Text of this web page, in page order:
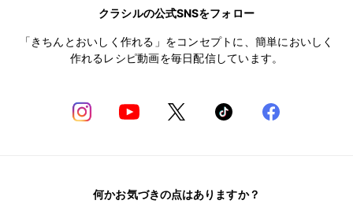
クラシルの公式SNSをフォロー
「きちんとおいしく作れる」をコンセプトに、簡単においしく
作れるレシピ動画を毎日配信しています。
何かお気づきの点はありますか？